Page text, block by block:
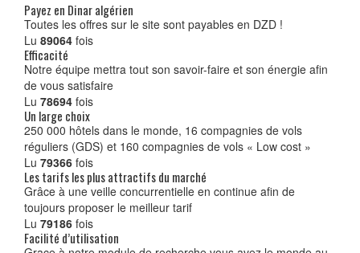
Payez en Dinar algérien
Toutes les offres sur le site sont payables en DZD !
Lu 89064 fois
Efficacité
Notre équipe mettra tout son savoir-faire et son énergie afin
de vous satisfaire
Lu 78694 fois
Un large choix
250 000 hôtels dans le monde, 16 compagnies de vols
réguliers (GDS) et 160 compagnies de vols « Low cost »
Lu 79366 fois
Les tarifs les plus attractifs du marché
Grâce à une veille concurrentielle en continue afin de
toujours proposer le meilleur tarif
Lu 79186 fois
Facilité d’utilisation